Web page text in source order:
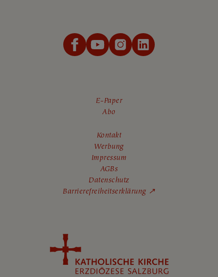
E-Paper
Abo
Kontakt
Werbung
Impressum
AGBs
Datenschutz
Barrierefreiheitserklärung ↗